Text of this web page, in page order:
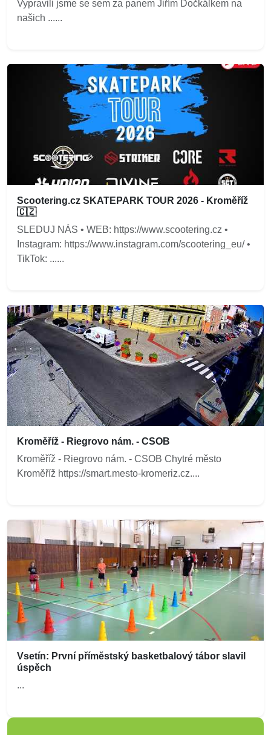
Vypravili jsme se sem za panem Jiřím Dočkálkem na
našich ......
Scootering.cz SKATEPARK TOUR 2026 - Kroměříž
🇨🇿
SLEDUJ NÁS • WEB: https://www.scootering.cz •
Instagram: https://www.instagram.com/scootering_eu/ •
TikTok: ......
Kroměříž - Riegrovo nám. - CSOB
Kroměříž - Riegrovo nám. - CSOB Chytré město
Kroměříž https://smart.mesto-kromeriz.cz....
Vsetín: První příměstský basketbalový tábor slavil
úspěch
...